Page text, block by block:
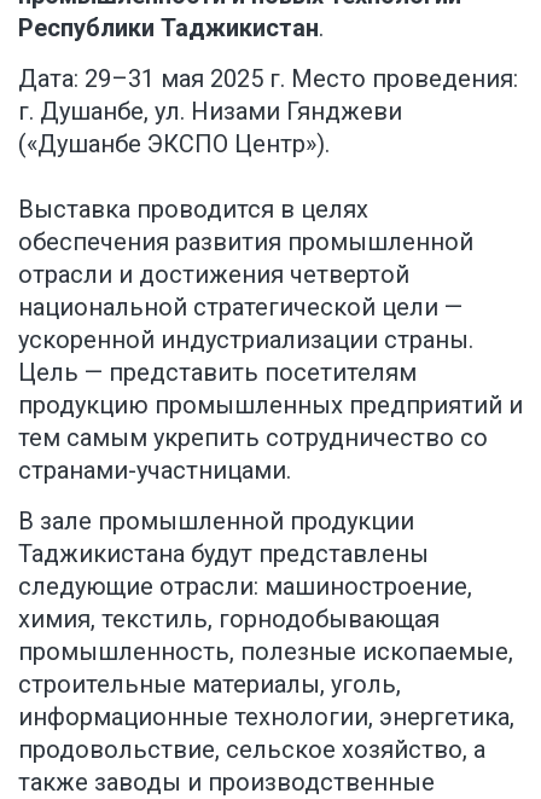
Республики Таджикистан.
Дата: 29–31 мая 2025 г. Место проведения:
г. Душанбе, ул. Низами Гянджеви
(«Душанбе ЭКСПО Центр»).
Выставка проводится в целях
обеспечения развития промышленной
отрасли и достижения четвертой
национальной стратегической цели —
ускоренной индустриализации страны.
Цель — представить посетителям
продукцию промышленных предприятий и
тем самым укрепить сотрудничество со
странами-участницами.
В зале промышленной продукции
Таджикистана будут представлены
следующие отрасли: машиностроение,
химия, текстиль, горнодобывающая
промышленность, полезные ископаемые,
строительные материалы, уголь,
информационные технологии, энергетика,
продовольствие, сельское хозяйство, а
также заводы и производственные